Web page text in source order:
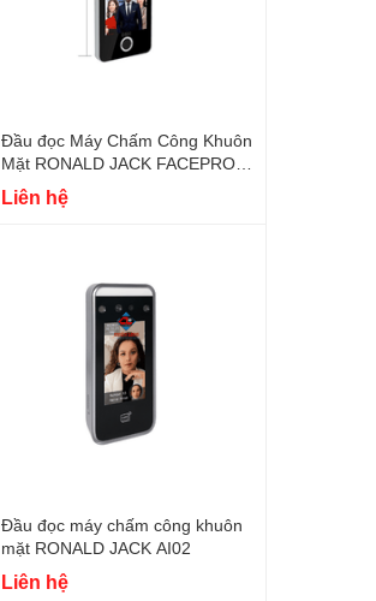
Đầu đọc Máy Chấm Công Khuôn
Mặt RONALD JACK FACEPRO-
009
Liên hệ
Đầu đọc máy chấm công khuôn
mặt RONALD JACK AI02
Liên hệ